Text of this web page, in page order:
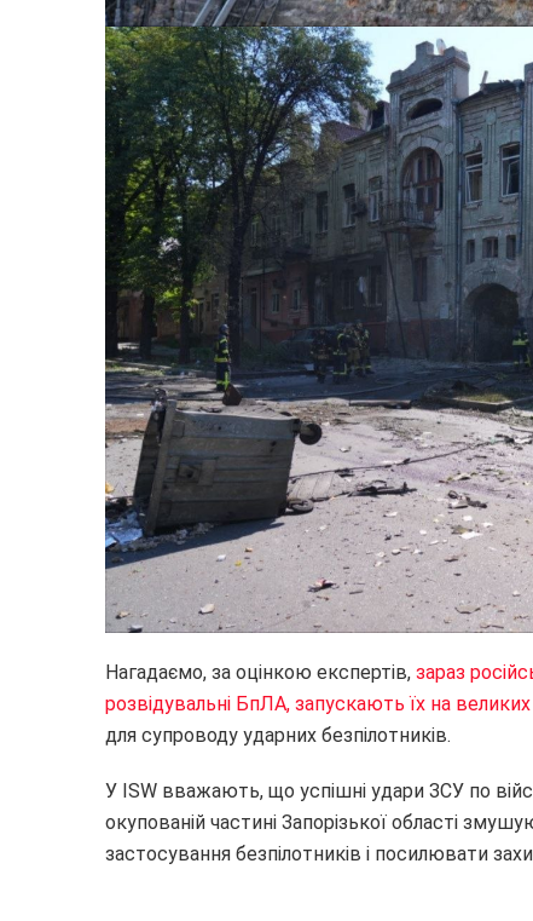
Нагадаємо, за оцінкою експертів, зараз
розвідувальні БпЛА, запускають їх на
для супроводу ударних безпілотників.
У ISW вважають, що успішні удари ЗСУ по
окупованій частині Запорізької області
застосування безпілотників і посилювати